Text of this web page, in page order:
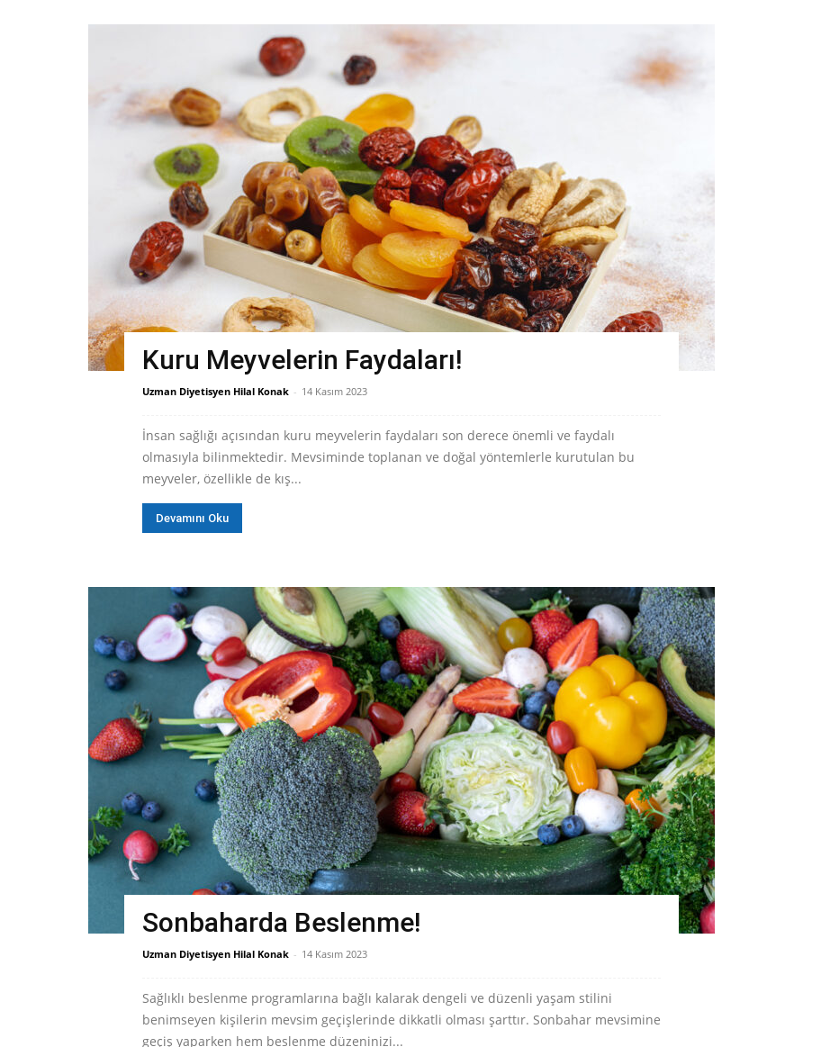
Kuru Meyvelerin Faydaları!
Uzman Diyetisyen Hilal Konak - 14 Kasım 2023
İnsan sağlığı açısından kuru meyvelerin faydaları son derece önemli ve faydalı
olmasıyla bilinmektedir. Mevsiminde toplanan ve doğal yöntemlerle kurutulan bu
meyveler, özellikle de kış...
Devamını Oku
Sonbaharda Beslenme!
Uzman Diyetisyen Hilal Konak - 14 Kasım 2023
Sağlıklı beslenme programlarına bağlı kalarak dengeli ve düzenli yaşam stilini
benimseyen kişilerin mevsim geçişlerinde dikkatli olması şarttır. Sonbahar mevsimine
geçiş yaparken hem beslenme düzeninizi...